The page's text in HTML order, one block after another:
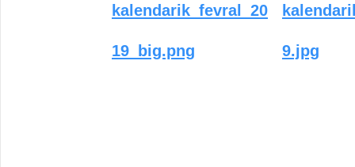
kalendarik_fevral_20
19_big.png 9.jpg